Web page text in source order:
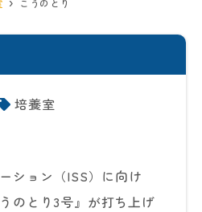
こうのとり
培養室
ション（ISS）に向け
のとり3号』が打ち上げ